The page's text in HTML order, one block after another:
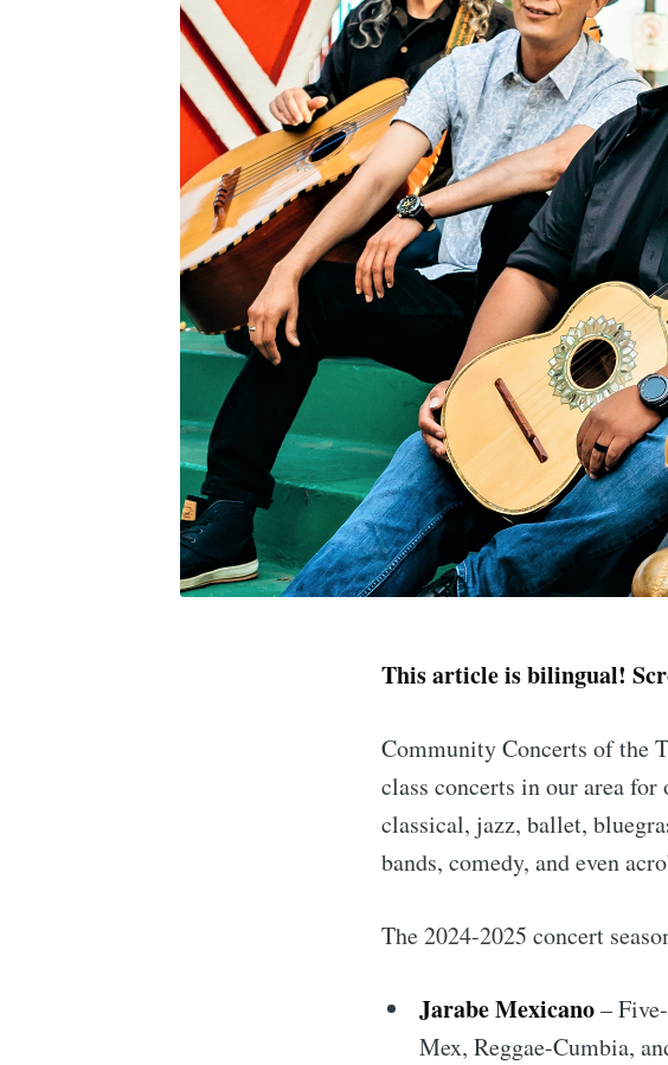
This article is bilingual!
Community Concerts of the
class concerts in our area for
classical, jazz, ballet,
bands, comedy, and even
The 2024-2025 concert
Jarabe Mexicano–
Mex, Reggae-Cumbia,